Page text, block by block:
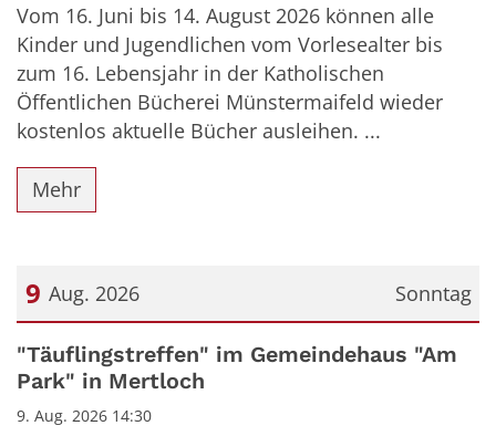
Vom 16. Juni bis 14. August 2026 können alle
Kinder und Jugendlichen vom Vorlesealter bis
zum 16. Lebensjahr in der Katholischen
Öffentlichen Bücherei Münstermaifeld wieder
kostenlos aktuelle Bücher ausleihen. ...
Mehr
Sonntag
9 Aug. 2026
Datum: 9. August 2026
"Täuflingstreffen" im Gemeindehaus "Am
Park" in Mertloch
9. Aug. 2026 14:30